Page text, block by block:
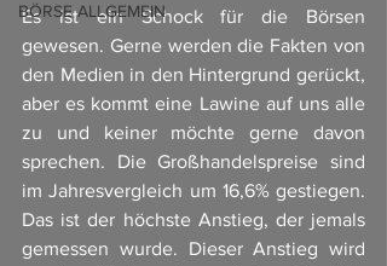
BÖRSE ALLGEMEIN
Es ist ein Schock für die Börsen
gewesen. Gerne werden die Fakten von
den Medien in den Hintergrund gerückt,
aber es kommt eine Lawine auf uns alle
zu und keiner möchte gerne davon
sprechen. Die Großhandelspreise sind
im Jahresvergleich um 16,6% gestiegen.
Das ist der höchste Anstieg, der jemals
gemessen wurde. Dieser Anstieg wird